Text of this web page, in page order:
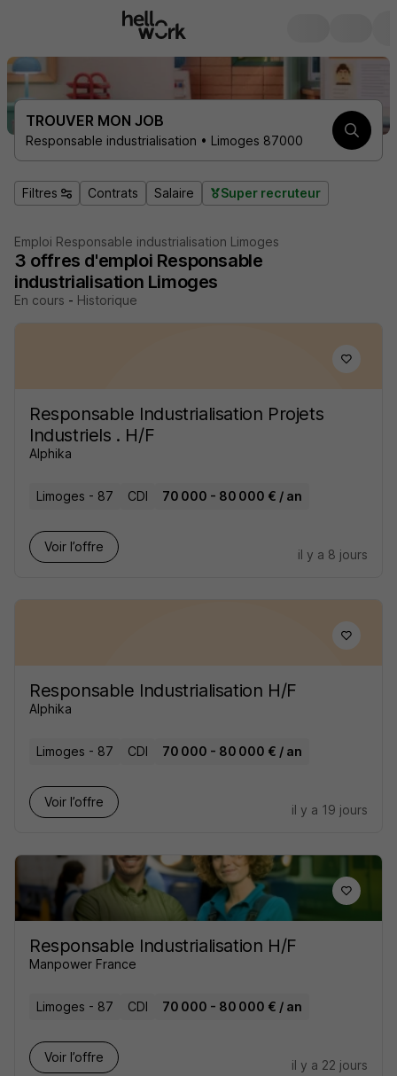
TROUVER MON JOB
Responsable industrialisation • Limoges 87000
Filtres Contrats Salaire Super recruteur
Emploi Responsable industrialisation Limoges
3 offres d'emploi Responsable
industrialisation Limoges
En cours - Historique
Responsable Industrialisation Projets
Industriels . H/F
Alphika
Limoges - 87 CDI 70 000 - 80 000 € / an
Voir l’offre
il y a 8 jours
Responsable Industrialisation H/F
Alphika
Limoges - 87 CDI 70 000 - 80 000 € / an
Voir l’offre
il y a 19 jours
Responsable Industrialisation H/F
Manpower France
Limoges - 87 CDI 70 000 - 80 000 € / an
Voir l’offre
il y a 22 jours